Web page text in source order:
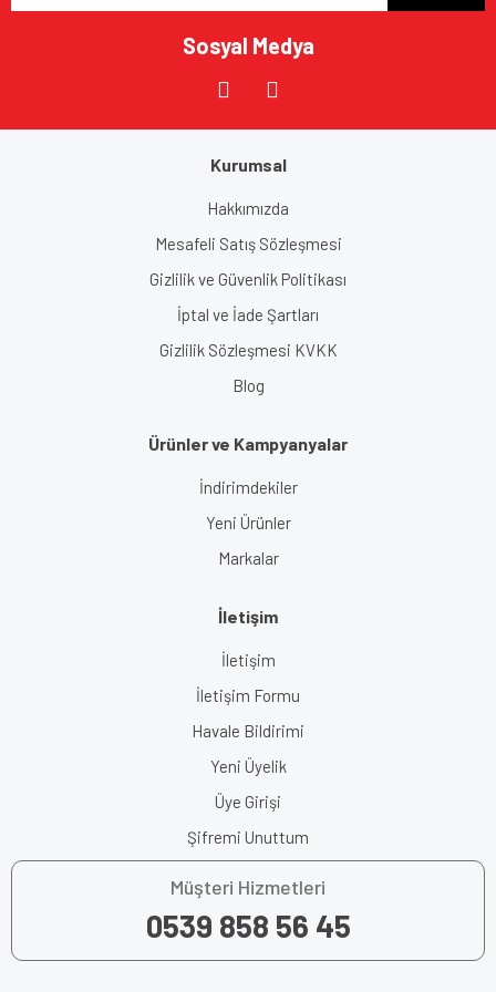
Gönder
Sosyal Medya
Kurumsal
Hakkımızda
Mesafeli Satış Sözleşmesi
Gizlilik ve Güvenlik Politikası
İptal ve İade Şartları
Gizlilik Sözleşmesi KVKK
Blog
Ürünler ve Kampyanyalar
İndirimdekiler
Yeni Ürünler
Markalar
İletişim
İletişim
İletişim Formu
Havale Bildirimi
Yeni Üyelik
Üye Girişi
Şifremi Unuttum
Müşteri Hizmetleri
0539 858 56 45